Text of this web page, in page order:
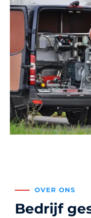
OVER ONS
Bedrijf